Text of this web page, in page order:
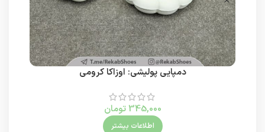
دمپایی پولیشی: اوزاکا کرومی
345,000 تومان
اطلاعات بیشتر